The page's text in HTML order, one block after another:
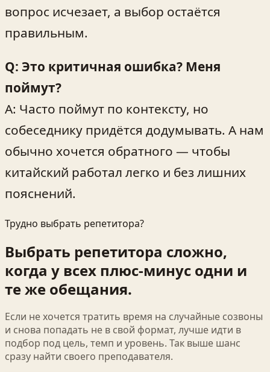
вопрос исчезает, а выбор остаётся
правильным.
Q: Это критичная ошибка? Меня
поймут?
A: Часто поймут по контексту, но
собеседнику придётся додумывать. А нам
обычно хочется обратного — чтобы
китайский работал легко и без лишних
пояснений.
Трудно выбрать репетитора?
Выбрать репетитора сложно,
когда у всех плюс-минус одни и
те же обещания.
Если не хочется тратить время на случайные созвоны
и снова попадать не в свой формат, лучше идти в
подбор под цель, темп и уровень. Так выше шанс
сразу найти своего преподавателя.